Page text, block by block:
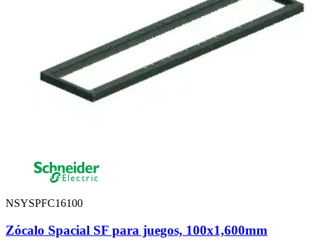
NSYSPFC16100
Zócalo Spacial SF para juegos, 100x1,600mm